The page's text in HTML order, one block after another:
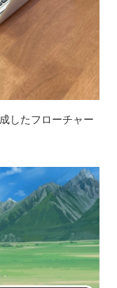
したフローチャー